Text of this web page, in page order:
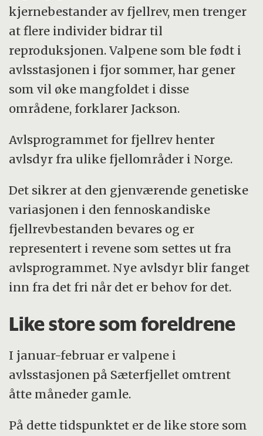
kjernebestander av fjellrev, men trenger
at flere individer bidrar til
reproduksjonen. Valpene som ble født i
avlsstasjonen i fjor sommer, har gener
som vil øke mangfoldet i disse
områdene, forklarer Jackson.
Avlsprogrammet for fjellrev henter
avlsdyr fra ulike fjellområder i Norge.
Det sikrer at den gjenværende genetiske
variasjonen i den fennoskandiske
fjellrevbestanden bevares og er
representert i revene som settes ut fra
avlsprogrammet. Nye avlsdyr blir fanget
inn fra det fri når det er behov for det.
Like store som foreldrene
I januar-februar er valpene i
avlsstasjonen på Sæterfjellet omtrent
åtte måneder gamle.
På dette tidspunktet er de like store som